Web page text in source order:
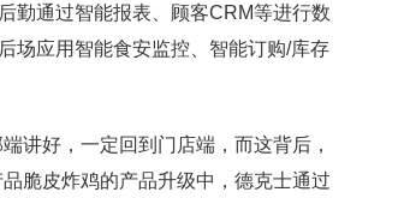
勤通过智能报表、顾客CRM等进行数
场应用智能食安监控、智能订购/库存
讲好，一定回到门店端，而这背后，
脆皮炸鸡的产品升级中，德克士通过